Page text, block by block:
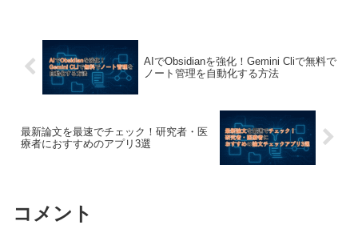
AIでObsidianを強化！Gemini Cliで無料で
ノート管理を自動化する方法
最新論文を最速でチェック！研究者・医
療者におすすめのアプリ3選
コメント